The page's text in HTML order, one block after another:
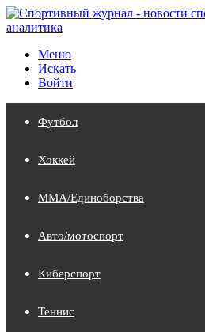
Меню
Искать
Войти
Футбол
Хоккей
MMA/Единоборства
Авто/мотоспорт
Киберспорт
Теннис